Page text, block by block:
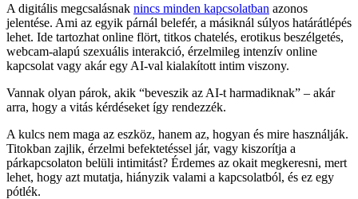
A digitális megcsalásnak nincs minden kapcsolatban azonos
jelentése. Ami az egyik párnál belefér, a másiknál súlyos határátlépés
lehet. Ide tartozhat online flört, titkos chatelés, erotikus beszélgetés,
webcam-alapú szexuális interakció, érzelmileg intenzív online
kapcsolat vagy akár egy AI-val kialakított intim viszony.
Vannak olyan párok, akik “beveszik az AI-t harmadiknak” – akár
arra, hogy a vitás kérdéseket így rendezzék.
A kulcs nem maga az eszköz, hanem az, hogyan és mire használják.
Titokban zajlik, érzelmi befektetéssel jár, vagy kiszorítja a
párkapcsolaton belüli intimitást? Érdemes az okait megkeresni, mert
lehet, hogy azt mutatja, hiányzik valami a kapcsolatból, és ez egy
pótlék.